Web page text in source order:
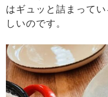
はギュッと詰まって
しいのです。